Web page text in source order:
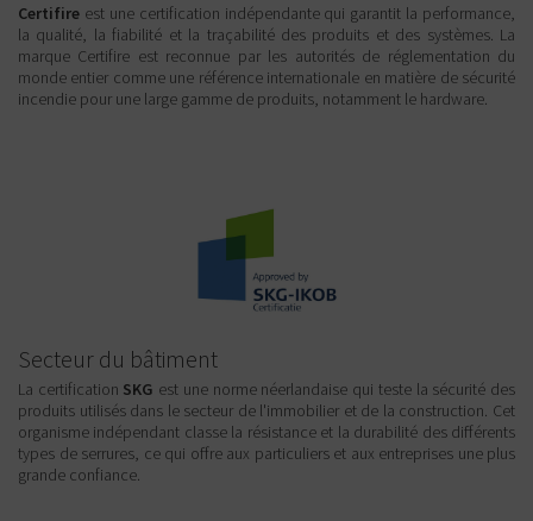
Certifire est une certification indépendante qui garantit la performance,
la qualité, la fiabilité et la traçabilité des produits et des systèmes. La
marque Certifire est reconnue par les autorités de réglementation du
monde entier comme une référence internationale en matière de sécurité
incendie pour une large gamme de produits, notamment le hardware.
Secteur du bâtiment
La certification SKG est une norme néerlandaise qui teste la sécurité des
produits utilisés dans le secteur de l'immobilier et de la construction. Cet
organisme indépendant classe la résistance et la durabilité des différents
types de serrures, ce qui offre aux particuliers et aux entreprises une plus
grande confiance.